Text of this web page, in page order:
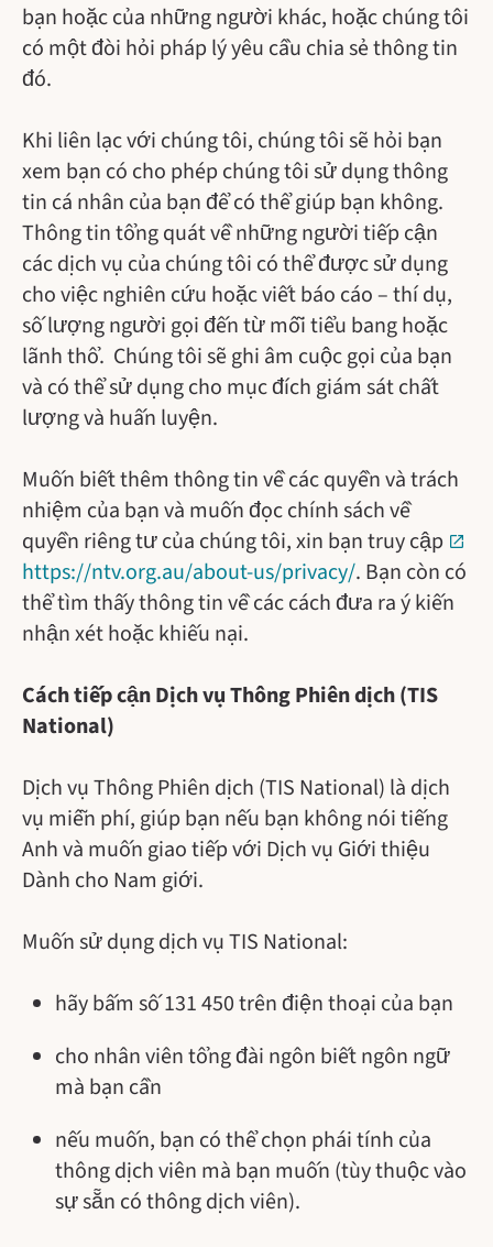
bạn hoặc của những người khác, hoặc chúng tôi
có một đòi hỏi pháp lý yêu cầu chia sẻ thông tin
đó.
Khi liên lạc với chúng tôi, chúng tôi sẽ hỏi bạn
xem bạn có cho phép chúng tôi sử dụng thông
tin cá nhân của bạn để có thể giúp bạn không.
Thông tin tổng quát về những người tiếp cận
các dịch vụ của chúng tôi có thể được sử dụng
cho việc nghiên cứu hoặc viết báo cáo – thí dụ,
số lượng người gọi đến từ mỗi tiểu bang hoặc
lãnh thổ. Chúng tôi sẽ ghi âm cuộc gọi của bạn
và có thể sử dụng cho mục đích giám sát chất
lượng và huấn luyện.
Muốn biết thêm thông tin về các quyền và trách
nhiệm của bạn và muốn đọc chính sách về
quyền riêng tư của chúng tôi, xin bạn truy cập
https://ntv.org.au/about-us/privacy/. Bạn còn có
thể tìm thấy thông tin về các cách đưa ra ý kiến
nhận xét hoặc khiếu nại.
Cách tiếp cận Dịch vụ Thông Phiên dịch (TIS
National)
Dịch vụ Thông Phiên dịch (TIS National) là dịch
vụ miễn phí, giúp bạn nếu bạn không nói tiếng
Anh và muốn giao tiếp với Dịch vụ Giới thiệu
Dành cho Nam giới.
Muốn sử dụng dịch vụ TIS National:
hãy bấm số 131 450 trên điện thoại của bạn
cho nhân viên tổng đài ngôn biết ngôn ngữ
mà bạn cần
nếu muốn, bạn có thể chọn phái tính của
thông dịch viên mà bạn muốn (tùy thuộc vào
sự sẵn có thông dịch viên).